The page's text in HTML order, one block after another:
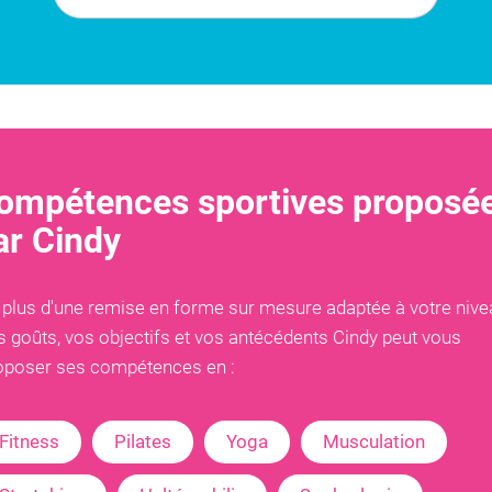
sportives
Cindy
plus d'une remise en forme sur mesure adaptée à votre
goûts, vos objectifs et vos antécédents Cindy peut vous
ses compétences en :
Fitness Pilates Yoga Musculation